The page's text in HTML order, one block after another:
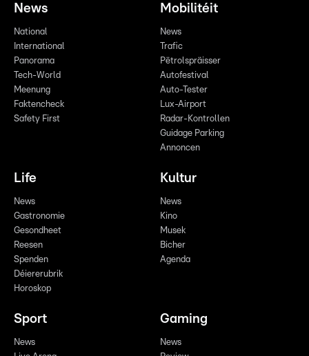
News
National
International
Panorama
Tech-World
Meenung
Faktencheck
Safety First
Mobilitéit
News
Trafic
Pëtrolspräisser
Autofestival
Auto-Tester
Lux-Airport
Radar-Kontrollen
Guidage Parking
Annoncen
Life
News
Gastronomie
Gesondheet
Reesen
Spenden
Déiererubrik
Horoskop
Kultur
News
Kino
Musek
Bicher
Agenda
Sport
News
Gaming
News